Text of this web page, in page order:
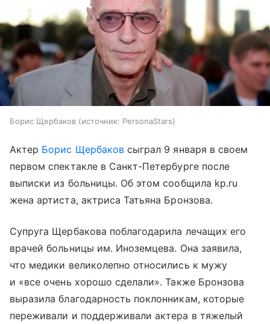
Борис Щербаков источник: PersonaStars
Актер Борис Щербаковсыграл 9 января в своем
первом спектакле в Санкт-Петербурге после
выписки из больницы. Об этом сообщила kp.ru
жена артиста, актриса Татьяна Бронзова.
Супруга Щербакова поблагодарила лечащих его
врачей больницы им. Иноземцева. Она заявила,
что медики великолепно относились к мужу
и «все очень хорошо сделали». Также Бронзова
выразила благодарность поклонникам, которые
переживали и поддерживали актера в тяжелый